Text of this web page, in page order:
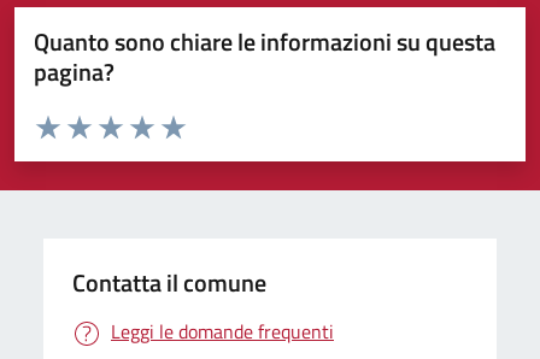
Quanto sono chiare le informazioni su questa
pagina?
Valuta da 1 a 5 stelle la pagina
Valuta 5 stelle su 5
Valuta 4 stelle su 5
Valuta 3 stelle su 5
Valuta 2 stelle su 5
Valuta 1 stelle su 5
Contatta il comune
Leggi le domande frequenti